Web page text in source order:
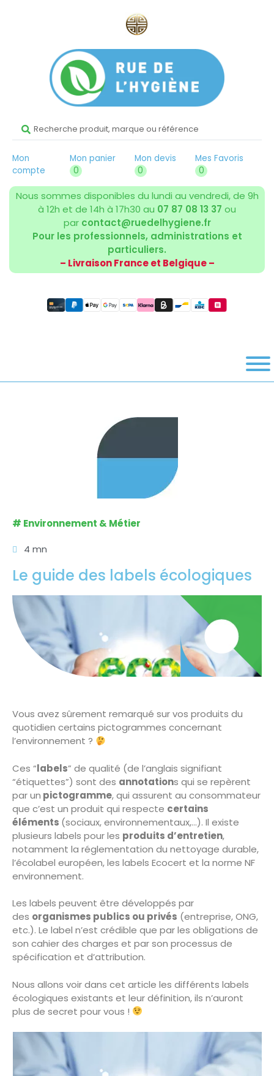
Mon
compte
Mon panier
0
Mon devis
0
Mes Favoris
0
Nous sommes disponibles du lundi au vendredi, de 9h
à 12h et de 14h à 17h30 au 07 87 08 13 37 ou
par contact@ruedelhygiene.fr
Pour les professionnels, administrations et
particuliers.
– Livraison France et Belgique –
# Environnement & Métier
4 mn
Le guide des labels écologiques
Vous avez sûrement remarqué sur vos produits du
quotidien certains pictogrammes concernant
l’environnement ?
Ces “labels” de qualité (de l’anglais signifiant
“étiquettes”) sont des annotations qui se repèrent
par un pictogramme, qui assurent au consommateur
que c’est un produit qui respecte certains
éléments (sociaux, environnementaux,…). Il existe
plusieurs labels pour les produits d’entretien,
notamment la réglementation du nettoyage durable,
l’écolabel européen, les labels Ecocert et la norme NF
environnement.
Les labels peuvent être développés par
des organismes publics ou privés (entreprise, ONG,
etc.). Le label n’est crédible que par les obligations de
son cahier des charges et par son processus de
spécification et d’attribution.
Nous allons voir dans cet article les différents labels
écologiques existants et leur définition, ils n’auront
plus de secret pour vous !